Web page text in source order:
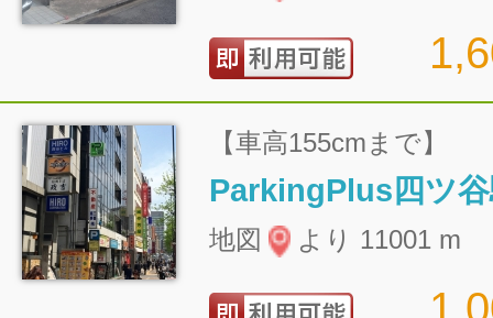
【車高155cmまで】
ParkingPlus四ツ
地図 より 11001 m